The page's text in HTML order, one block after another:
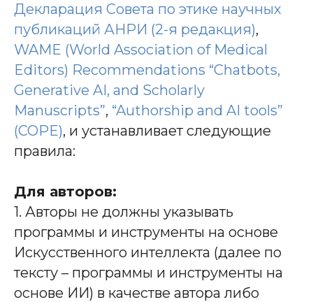
Декларация Совета по этике научных
публикаций АНРИ (2-я редакция),
WAME (World Association of Medical
Editors) Recommendations “Chatbots,
Generative AI, and Scholarly
Manuscripts”, “Authorship and AI tools”
(COPE), и устанавливает следующие
правила:
Для авторов:
1. Авторы не должны указывать
программы и инструменты на основе
Искусственного интеллекта (далее по
тексту – программы и инструменты на
основе ИИ) в качестве автора либо